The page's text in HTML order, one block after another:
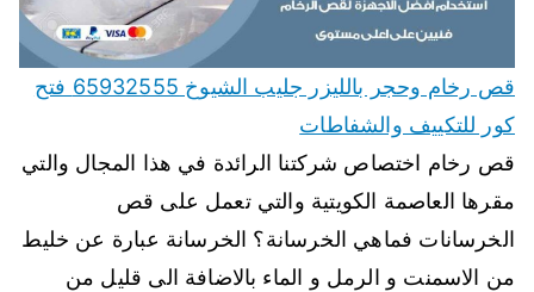
قص رخام وحجر بالليزر جليب الشيوخ 65932555 فتح
كور للتكييف والشفاطات
قص رخام اختصاص شركتنا الرائدة في هذا المجال والتي
مقرها العاصمة الكويتية والتي تعمل على قص
الخرسانات فماهي الخرسانة؟ الخرسانة عبارة عن خليط
من الاسمنت و الرمل و الماء بالاضافة الى قليل من